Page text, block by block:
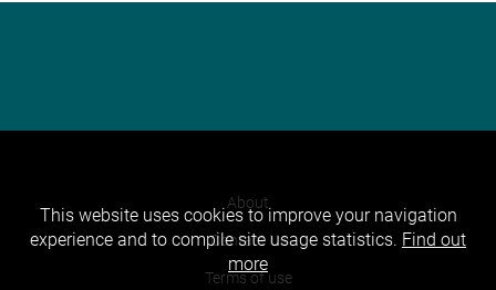
About
Contact Us
Terms of use
This website uses cookies to improve your navigation
experience and to compile site usage statistics. Find out
more